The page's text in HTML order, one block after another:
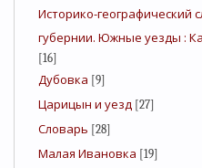
Историко-географический
губернии. Южные уезды :
[16]
Дубовка [9]
Царицын и уезд [27]
Словарь [28]
Малая Ивановка [19]